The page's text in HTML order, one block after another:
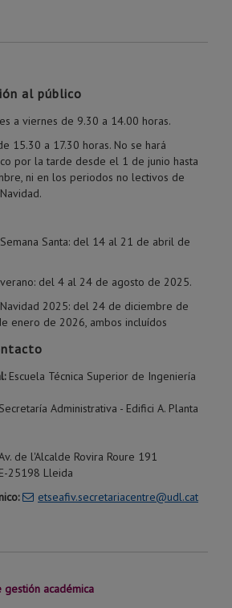
al público
a viernes de 9.30 a 14.00 horas.
15.30 a 17.30 horas. No se hará
por la tarde desde el 1 de junio hasta
ni en los periodos no lectivos de
Santa: del 14 al 21 de abril de
del 4 al 24 de agosto de 2025.
2025: del 24 de diciembre de
enero de 2026, ambos incluídos
Escuela Técnica Superior de Ingeniería
Secretaría Administrativa - Edifici A. Planta
de l'Alcalde Rovira Roure 191
E-25198 Lleida
etseafiv.secretariacentre@udl.cat
académica